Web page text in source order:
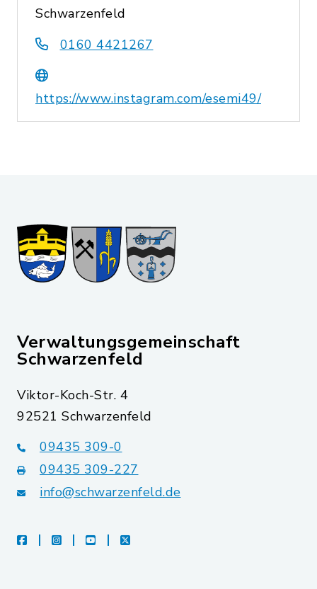
Schwarzenfeld
0160 4421267
https://www.instagram.com/esemi49/
Verwaltungsgemeinschaft
Schwarzenfeld
Viktor-Koch-Str. 4
92521 Schwarzenfeld
09435 309-0
09435 309-227
info@schwarzenfeld.de
facebookinstagramyoutubeX